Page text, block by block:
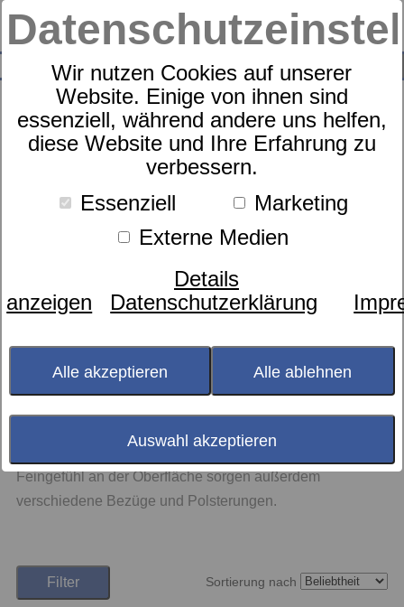
Wir nutzen Cookies auf unserer
Website. Einige von ihnen sind
essenziell, während andere uns helfen,
diese Website und Ihre Erfahrung zu
verbessern.
Essenziell
Marketing
Externe Medien
Details
anzeigen
Datenschutzerklärung
Alle akzeptieren Alle ablehnen
Auswahl akzeptieren
SUCHE
0
Produkte SCHLAFEN Matratze
dormabell
Innova
15 Produkte
dormabell Innova
Bequem und ergonomisch richtig. So gelenkig der
sich optimal anpasst und alle Bewegungen mitmachen, ist
das Bett nur eine halbe Sache. Wenn sich der müde
werden. Mit dem Ziel einer optimalen Anpassung werden
elastischen Körperzonen gefertigt. Für das nötige
Feingefühl an der Oberfläche sorgen außerdem
verschiedene Bezüge und Polsterungen.
Filter Sortierung nach